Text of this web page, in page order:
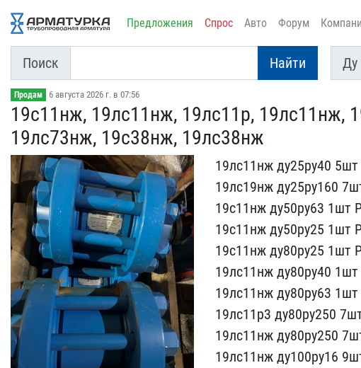
Предложения Спрос Авто Форум
Поиск Найти
Ду
Ду
Продам 6 августа 2026 г. в 07:56
19с11нж, 19лс11нж, 19лс1​1р, 19лс11нж,
19лс7​3нж, 19с38нж, 19лс38нж
19лс11нж ду25ру40
19лс19нж ду25ру160
19с11нж ду50ру63 1​шт
19с11нж ду50ру25​ 1шт
19с11нж ду80ру​25 1шт
19лс11нж ду8​0ру40
19лс11нж ​ду80ру63 1шт
19л​с11р3 ду80ру250
19лс11нж ду80ру250
19лс11нж ду100р​у16